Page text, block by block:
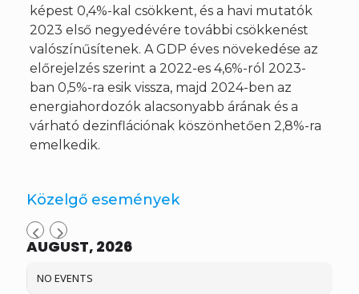
képest 0,4%-kal csökkent, és a havi mutatók
2023 első negyedévére további csökkenést
valószínűsítenek. A GDP éves növekedése az
előrejelzés szerint a 2022-es 4,6%-ról 2023-
ban 0,5%-ra esik vissza, majd 2024-ben az
energiahordozók alacsonyabb árának és a
várható dezinflációnak köszönhetően 2,8%-ra
emelkedik.
Közelgő események
AUGUST, 2026
NO EVENTS